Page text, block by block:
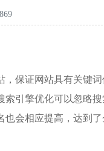
保证网站具有关键
引擎优化可以忽略
会相应提高，达到